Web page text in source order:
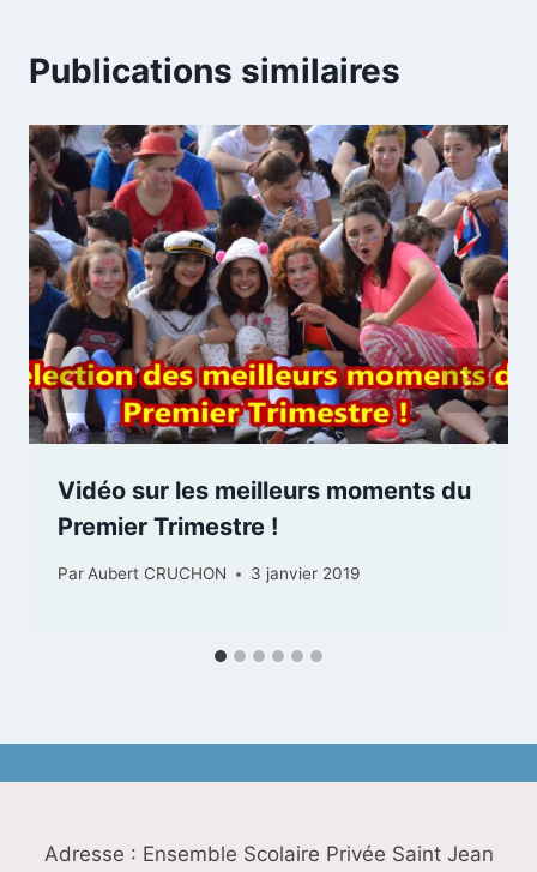
Publications similaires
Vidéo sur les meilleurs moments du
Premier Trimestre !
Par Aubert CRUCHON 3 janvier 2019
Adresse : Ensemble Scolaire Privée Saint Jean